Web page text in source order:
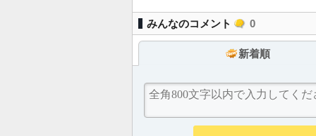
みんなのコメント 0
新着順